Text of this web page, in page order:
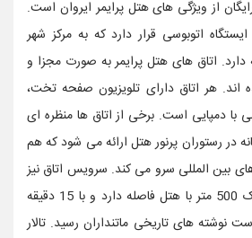
از ویژگی های هتل پرایمر ایروان است.
در 200 متری ایستگاه اتوبوسی قرار دارد که به مرکز شهر
فاصله دارد. اتاق های هتل پرایمر به صورت مجزا و
هر اتاق دارای تلویزیون صفحه تخت،
با دمپایی است. برخی از اتاق ها منظره ای
در رستوران پرنور هتل ارائه می شود که هم
بین المللی سرو می کند. سرویس اتاق نیز
موجود است. پارک اختناک 500 متر با هتل فاصله دارد و با 15 دقیقه
نوشته های تاریخی ماتنداران رسید. تالار